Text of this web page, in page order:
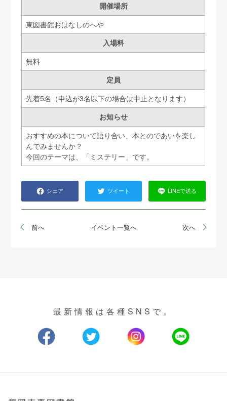
開催場所
東図書館おはなしのへや
入場料
無料
定員
先着5名（申込が3名以下の場合は中止となります）
お知らせ
おすすめの本について語り合い、本とのであいを楽し
んでみませんか？
今回のテーマは、「ミステリー」です。
シェア ツイート LINEで送る
前へ イベント一覧へ 次へ
最新情報は各種SNSで。